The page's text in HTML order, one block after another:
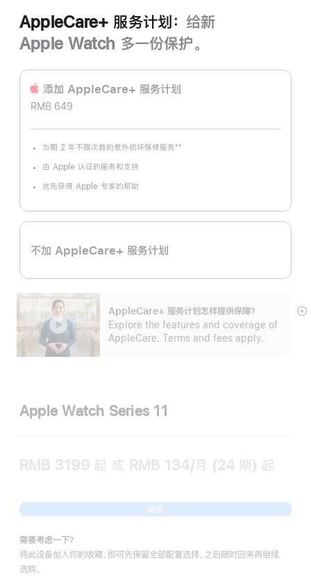
AppleCare+ 服务计划： 给新
Apple Watch 多一份保护。
添加 AppleCare+ 服务计‍划
RMB 649
为期 2 年不限次数的意外损坏保修服务
注
**
由 Apple 认证的服务和支持
优先获得 Apple 专家的帮助
不加 AppleCare+ 服务计划
AppleCare+ 服务计划怎样提供保⁠障？
Explore the features and coverage of
AppleCare. Terms and fees apply.
展
Apple Watch Series 11
RMB 3199起 或 RMB 134/月 (24 期) 起
继续
需要考虑一下？
将此设备加入你的收藏，即可先保留全部配置选择，之后随时回来再继续
选购。